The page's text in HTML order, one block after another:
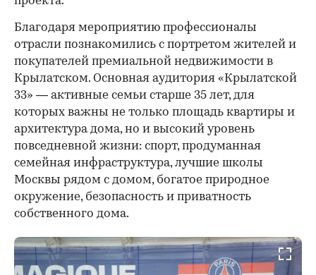
Благодаря мероприятию профессионалы
отрасли познакомились с портретом жителей и
покупателей премиальной недвижимости в
Крылатском. Основная аудитория «Крылатской
33» — активные семьи старше 35 лет, для
которых важны не только площадь квартиры и
архитектура дома, но и высокий уровень
повседневной жизни: спорт, продуманная
семейная инфраструктура, лучшие школы
Москвы рядом с домом, богатое природное
окружение, безопасность и приватность
собственного дома.